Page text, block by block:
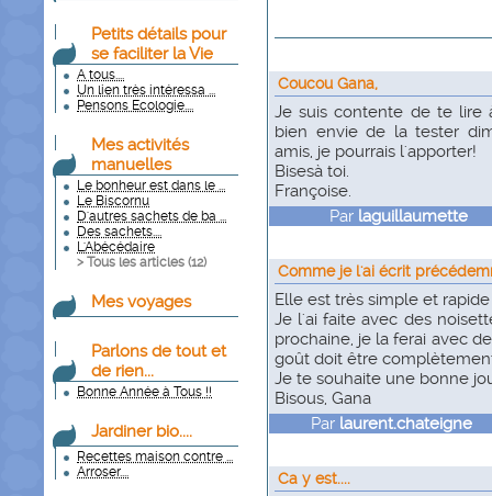
Petits détails pour
se faciliter la Vie
A tous....
Un lien très intéressa ...
Pensons Ecologie....
Mes activités
manuelles
Le bonheur est dans le ...
Le Biscornu
D'autres sachets de ba ...
Des sachets....
L'Abécédaire
> Tous les articles (12)
Mes voyages
Parlons de tout et
de rien...
Bonne Année à Tous !!
Jardiner bio....
Recettes maison contre ...
Arroser....
Coucou Gana,
Je suis contente de te lire
bien envie de la tester
amis, je pourrais l'apporter!
Bisesà toi.
Françoise.
Par laguillaumette
Comme je l'ai écrit
Elle est très simple et
Je l'ai faite avec des
prochaine, je la ferai avec
goût doit être
Je te souhaite une bonne
Bisous, Gana
Par laurent.chateigne
Ca y est....